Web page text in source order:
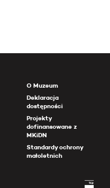
O Muzeum
Deklaracja
dostępności
Projekty
dofinansowane z
MKiDN
Standardy ochrony
małoletnich